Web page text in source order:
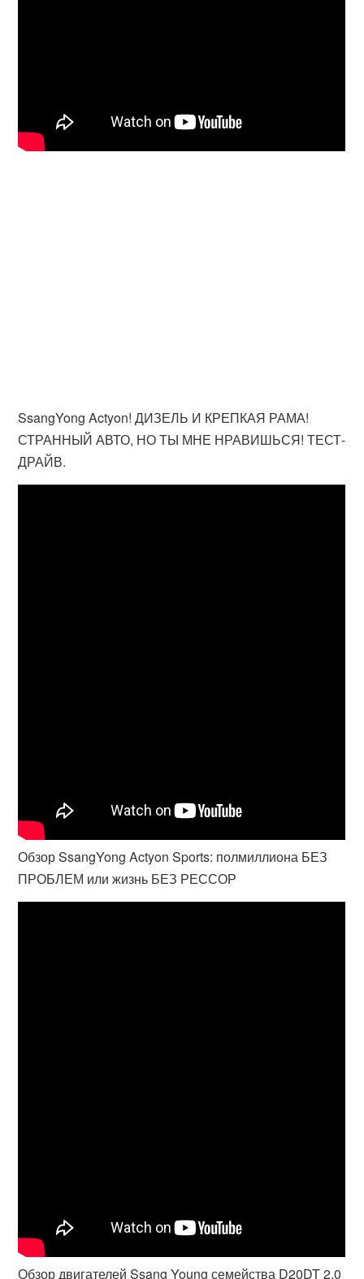
SsangYong Actyon! ДИЗЕЛЬ И КРЕПКАЯ РАМА!
СТРАННЫЙ АВТО, НО ТЫ МНЕ НРАВИШЬСЯ! ТЕСТ-
ДРАЙВ.
Обзор SsangYong Actyon Sports: полмиллиона БЕЗ
ПРОБЛЕМ или жизнь БЕЗ РЕССОР
Обзор двигателей Ssang Young семейства D20DT 2.0